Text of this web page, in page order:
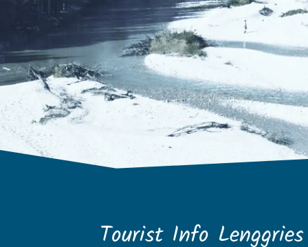
Tourist Info Lenggries